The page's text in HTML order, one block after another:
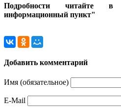
Подробности читайте в
информационный пункт"
Добавить комментарий
Имя (обязательное)
E-Mail